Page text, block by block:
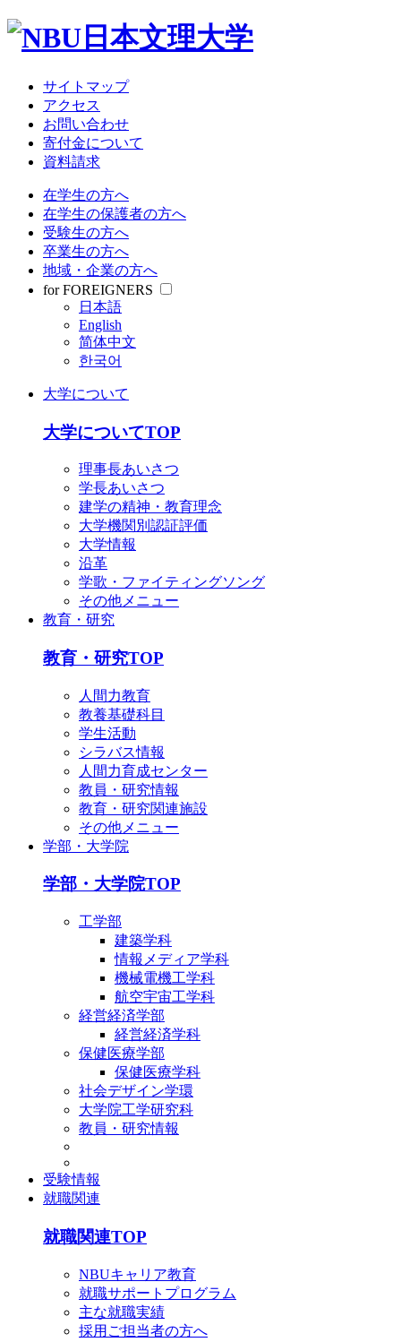
サイトマップ
アクセス
お問い合わせ
寄付金について
資料請求
在学生の方へ
在学生の保護者の方へ
受験生の方へ
卒業生の方へ
地域・企業の方へ
for FOREIGNERS
日本語
English
简体中文
한국어
大学について
大学についてTOP
理事長あいさつ
学長あいさつ
建学の精神・教育理念
大学機関別認証評価
大学情報
沿革
学歌・ファイティングソング
その他メニュー
教育・研究
教育・研究TOP
人間力教育
教養基礎科目
学生活動
シラバス情報
人間力育成センター
教員・研究情報
教育・研究関連施設
その他メニュー
学部・大学院
学部・大学院TOP
工学部
建築学科
情報メディア学科
機械電機工学科
航空宇宙工学科
経営経済学部
経営経済学科
保健医療学部
保健医療学科
社会デザイン学環
大学院工学研究科
教員・研究情報
受験情報
就職関連
就職関連TOP
NBUキャリア教育
就職サポートプログラム
主な就職実績
採用ご担当者の方へ
大学について
教育・研究
受験情報
就職関連
学生生活
サイトマップ
アクセス
お問い合わせ
寄付金について
資料請求
在学生の方へ
在学生の保護者の方へ
受験生の方へ
卒業生の方へ
地域・企業の方へ
日本語
简体中文